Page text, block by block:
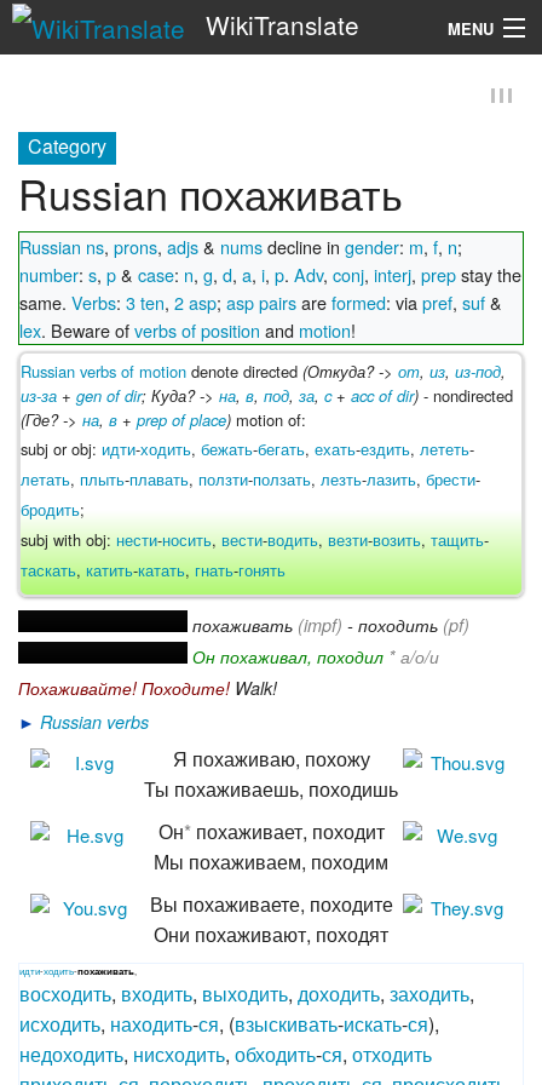
WikiTranslate MENU
Category
Russian похаживать
Russian ns, prons, adjs& numsdecline in gender: m, f, n;
number: s, p& case: n, g, d, a, i, p. Adv, conj, interj, prepstay the
same. Verbs: 3 ten, 2 asp; asp pairsareformed: viapref, suf&
lex. Beware ofverbs of position and motion!
Russian verbs of motion denote directed (Откуда? -> от, из, из-под,
из-за + gen of dir; Куда? -> на, в, под, за, c+ acc of dir) - nondirected
(Где? -> на, в + prep of place) motion of:
subj or obj: идти-ходить, бежать-бегать, ехать-ездить, лететь-
летать, плыть-плавать, ползти-ползать, лезть-лазить, брести-
бродить;
subj with obj: нести-носить, вести-водить, везти-возить, тащить-
таскать, катить-катать, гнать-гонять
похаживать (impf) - походить (pf)
Он похаживал, походил * а/о/и
Похаживайте! Походите! Walk!
► Russian verbs
Я похаживаю, похожу
Ты похаживаешь, походишь
Он*похаживает, походит
Мы похаживаем, походим
Вы похаживаете, походите
Они похаживают, походят
идти-ходить-похаживать,
восходить, входить, выходить, доходить, заходить,
исходить, находить-ся, (взыскивать-искать-ся),
недоходить, нисходить, обходить-ся, отходить